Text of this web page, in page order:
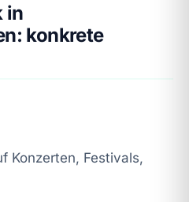
in
konkrete
Konzerten, Festivals,